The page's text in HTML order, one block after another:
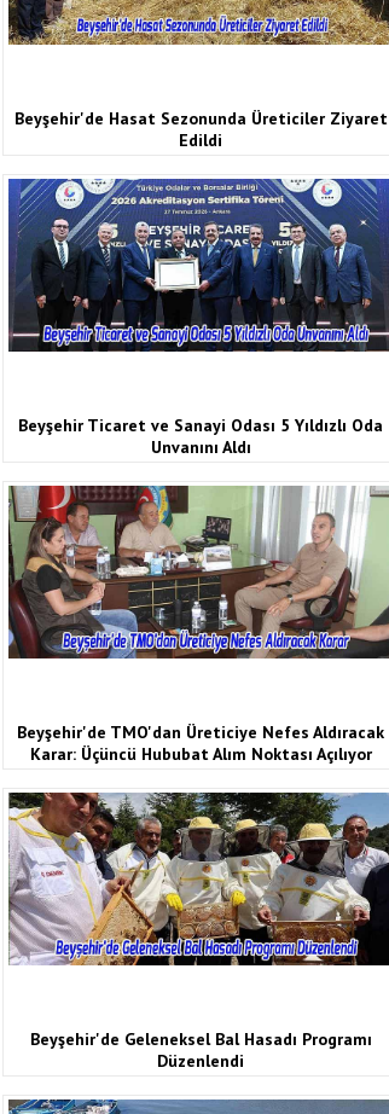
Beyşehir'de Hasat Sezonunda Üreticiler Ziyaret
Edildi
Beyşehir Ticaret ve Sanayi Odası 5 Yıldızlı Oda
Unvanını Aldı
Beyşehir'de TMO'dan Üreticiye Nefes Aldıracak
Karar: Üçüncü Hububat Alım Noktası Açılıyor
Beyşehir'de Geleneksel Bal Hasadı Programı
Düzenlendi